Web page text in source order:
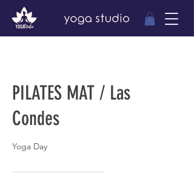
PILATES MAT / Las
Condes
Yoga Day